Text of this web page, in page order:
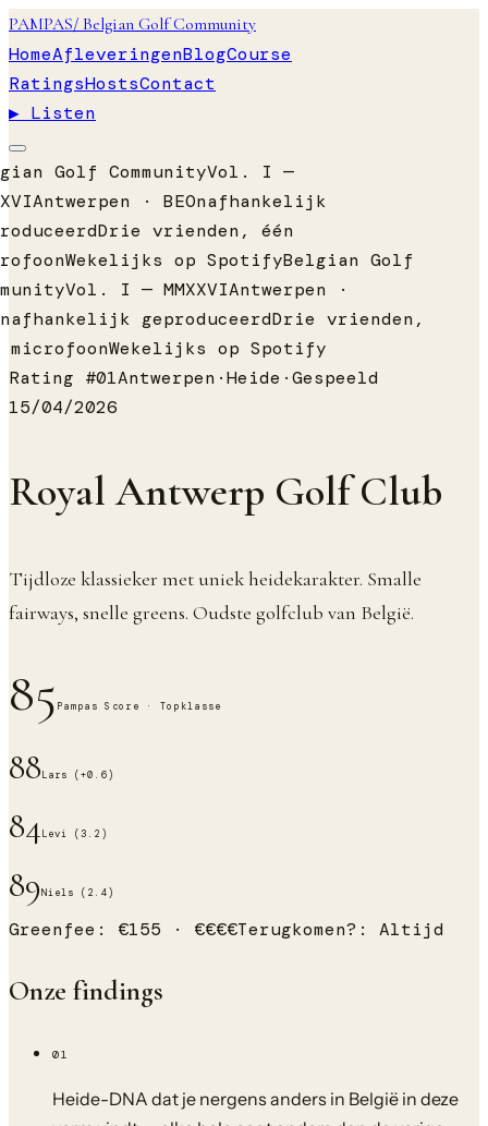
PAMPAS/ Belgian Golf Community
HomeAfleveringenBlogCourse
RatingsHostsContact
▶ Listen
Golf CommunityVol. I —
Antwerpen · BEOnafhankelijk
Drie vrienden, één
Wekelijks op SpotifyBelgian Golf
Vol. I — MMXXVIAntwerpen ·
geproduceerdDrie vrienden,
microfoonWekelijks op Spotify
Rating #01Antwerpen ·Heide ·Gespeeld
15/04/2026
Royal Antwerp Golf Club
Tijdloze klassieker met uniek heidekarakter. Smalle
fairways, snelle greens. Oudste golfclub van België.
85 Pampas Score · Topklasse
88Lars (+0.6)
84Levi (3.2)
89Niels (2.4)
Greenfee: €155 · €€€€Terugkomen?: Altijd
Onze findings
01
Heide-DNA dat je nergens anders in België in deze